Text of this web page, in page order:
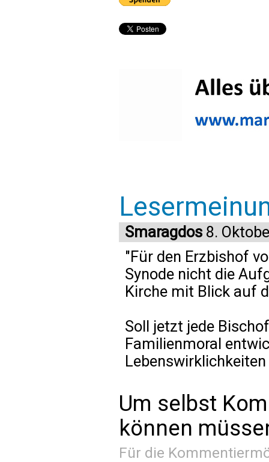
Smaragdos 8.
"Für den Erzbishof
Synode nicht die
Kirche mit Blick auf
Soll jetzt jede
Familienmoral
Um selbst
können
Für die